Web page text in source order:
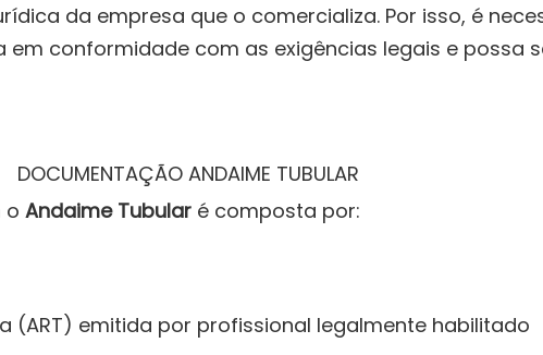
da empresa que o comercializa. Por isso, é
conformidade com as exigências legais e possa
DOCUMENTAÇÃO ANDAIME TUBULAR
o Andaime Tubular é composta por:
(ART) emitida por profissional legalmente habilitado